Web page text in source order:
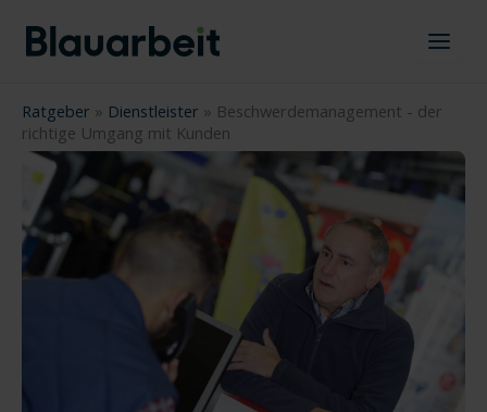
Inhalt
springen
Ratgeber » Dienstleister » Beschwerdemanagement - der
richtige Umgang mit Kunden